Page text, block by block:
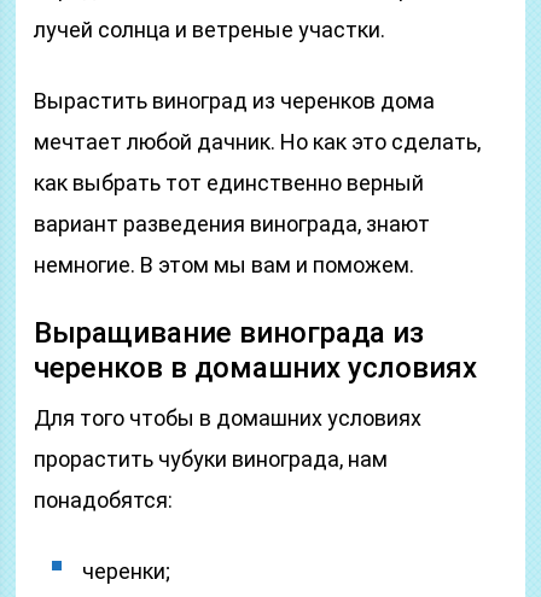
лучей солнца и ветреные участки.
Вырастить виноград из черенков дома
мечтает любой дачник. Но как это сделать,
как выбрать тот единственно верный
вариант разведения винограда, знают
немногие. В этом мы вам и поможем.
Выращивание винограда из
черенков в домашних условиях
Для того чтобы в домашних условиях
прорастить чубуки винограда, нам
понадобятся:
черенки;